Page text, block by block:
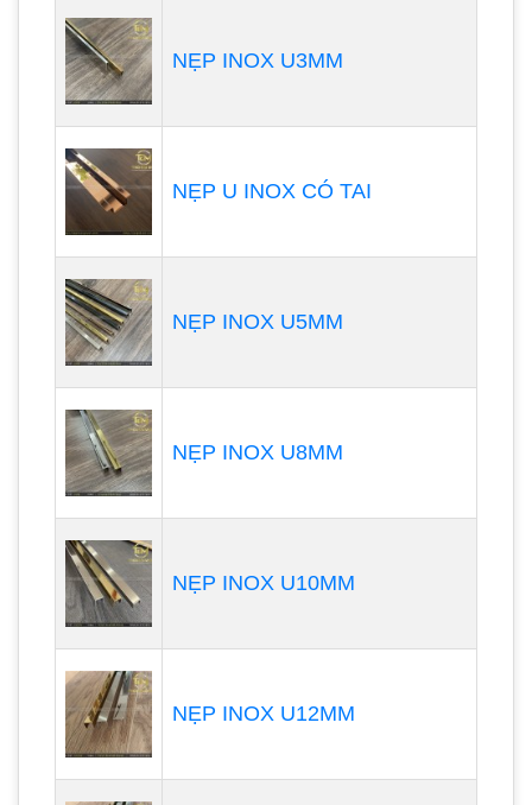
NẸP INOX U3MM
NẸP U INOX CÓ TAI
NẸP INOX U5MM
NẸP INOX U8MM
NẸP INOX U10MM
NẸP INOX U12MM